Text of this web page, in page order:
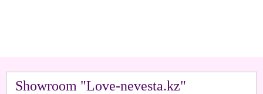
Showroom "Love-nevesta.kz"